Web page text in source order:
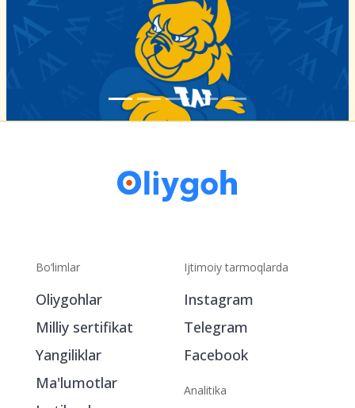
Bo‘limlar
Oliygohlar
Milliy sertifikat
Yangiliklar
Ma'lumotlar
Ijtimoiy tarmoqlarda
Instagram
Telegram
Facebook
Analitika